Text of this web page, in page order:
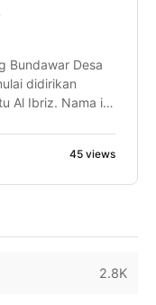
Bundawar Desa
didirikan
Al Ibriz. Nama ini
Piatu di bawah
45 views
2.8K